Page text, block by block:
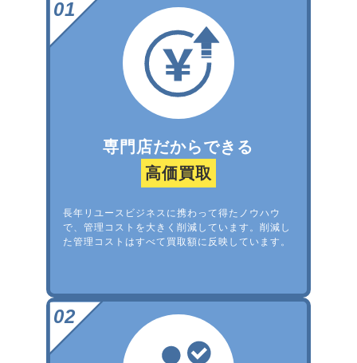
専門店だからできる
高価買取
長年リユースビジネスに携わって得たノウハウ
で、管理コストを大きく削減しています。削減し
た管理コストはすべて買取額に反映しています。